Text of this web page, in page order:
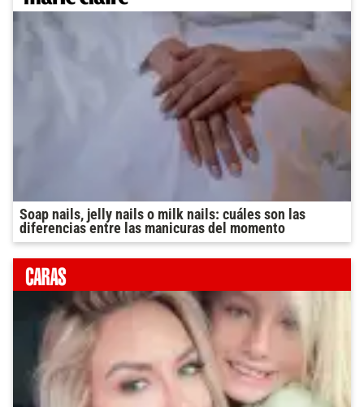
Soap nails, jelly nails o milk nails: cuáles son las
diferencias entre las manicuras del momento